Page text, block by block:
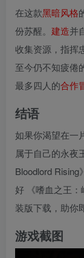
在这款黑暗风格
份苏醒。 建造并
收集资源，指挥
至今仍不知疲倦
最多四人的合作
结语
如果你渴望在一
属于自己的永夜
Bloodlord
好 《嗜血之王
装版下载，助你
游戏截图